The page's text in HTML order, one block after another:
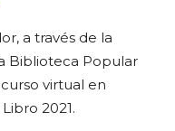
a través de la
Biblioteca Popular
virtual en
2021.